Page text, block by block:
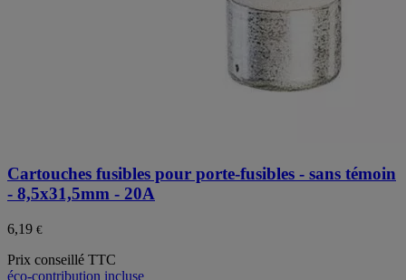
Cartouches fusibles pour porte-fusibles - sans témoin
- 8,5x31,5mm - 20A
6,19 €
Prix conseillé TTC
éco-contribution incluse